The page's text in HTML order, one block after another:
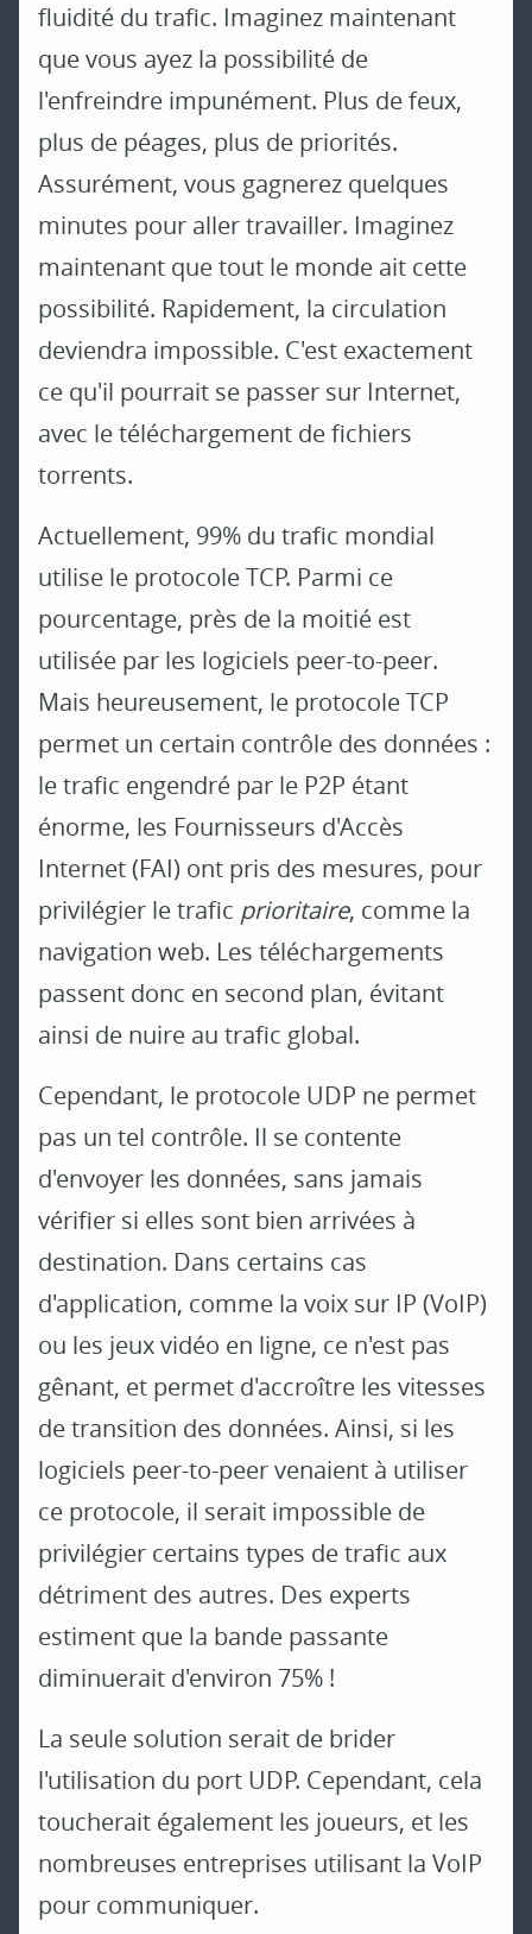
fluidité du trafic. Imaginez maintenant
que vous ayez la possibilité de
l'enfreindre impunément. Plus de feux,
plus de péages, plus de priorités.
Assurément, vous gagnerez quelques
minutes pour aller travailler. Imaginez
maintenant que tout le monde ait cette
possibilité. Rapidement, la circulation
deviendra impossible. C'est exactement
ce qu'il pourrait se passer sur Internet,
avec le téléchargement de fichiers
torrents.
Actuellement, 99% du trafic mondial
utilise le protocole TCP. Parmi ce
pourcentage, près de la moitié est
utilisée par les logiciels peer-to-peer.
Mais heureusement, le protocole TCP
permet un certain contrôle des données :
le trafic engendré par le P2P étant
énorme, les Fournisseurs d'Accès
Internet (FAI) ont pris des mesures, pour
privilégier le trafic prioritaire, comme la
navigation web. Les téléchargements
passent donc en second plan, évitant
ainsi de nuire au trafic global.
Cependant, le protocole UDP ne permet
pas un tel contrôle. Il se contente
d'envoyer les données, sans jamais
vérifier si elles sont bien arrivées à
destination. Dans certains cas
d'application, comme la voix sur IP (VoIP)
ou les jeux vidéo en ligne, ce n'est pas
gênant, et permet d'accroître les vitesses
de transition des données. Ainsi, si les
logiciels peer-to-peer venaient à utiliser
ce protocole, il serait impossible de
privilégier certains types de trafic aux
détriment des autres. Des experts
estiment que la bande passante
diminuerait d'environ 75% !
La seule solution serait de brider
l'utilisation du port UDP. Cependant, cela
toucherait également les joueurs, et les
nombreuses entreprises utilisant la VoIP
pour communiquer.